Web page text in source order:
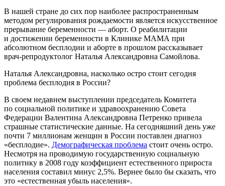
В нашей стране до сих пор наиболее распространенным
методом регулирования рождаемости является искусственное
прерывание беременности — аборт. О реабилитации
и достижении беременности в Клинике МАМА при
абсолютном бесплодии и аборте в прошлом рассказывает
врач-репродуктолог Наталья Александровна Самойлова.
Наталья Александровна, насколько остро стоит сегодня
проблема бесплодия в России?
В своем недавнем выступлении председатель Комитета
по социальной политике и здравоохранению Совета
Федерации Валентина Александровна Петренко привела
страшные статистические данные. На сегодняшний день уже
почти 7 миллионам женщин в России поставлен диагноз
«бесплодие». Демографическая проблема стоит очень остро.
Несмотря на проводимую государственную социальную
политику в 2008 году коэффициент естественного прироста
населения составил минус 2,5%. Вернее было бы сказать, что
это «естественная убыль населения».